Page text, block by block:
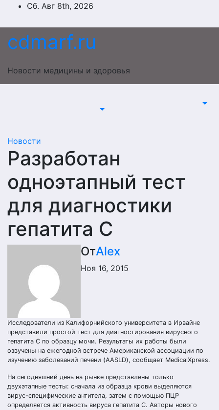
Перейти
содержимому
Сб. Авг 8th, 2026
cdmarf.ru
Новости медицины и здоровья
Новости
Разработан
одноэтапный тест
для диагностики
гепатита С
ОтAlex
Ноя 16, 2015
Исследователи из Калифорнийского университета в Ирвайне
представили простой тест для диагностирования вирусного
гепатита С по образцу мочи. Результаты их работы были
озвучены на ежегодной встрече Американской ассоциации по
изучению заболеваний печени (AASLD), сообщает MedicalXpress.
На сегодняшний день на рынке представлены только
двухэтапные тесты: сначала из образца крови выделяются
вирус-специфические антитела, затем с помощью ПЦР
определяется активность вируса гепатита С. Авторы нового